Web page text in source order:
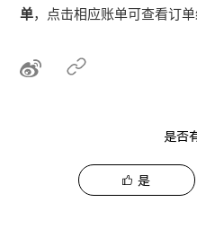
单，点击相应账单可查看订单
是否
是